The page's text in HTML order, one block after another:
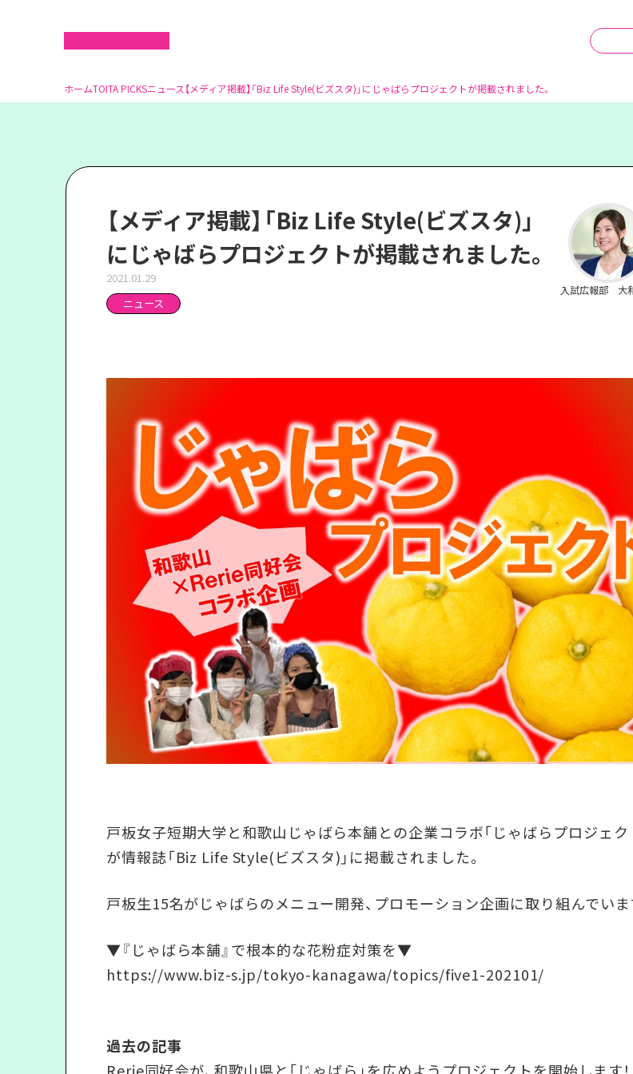
ホームTOITA PICKSニュース 【メディア掲載】「Biz Life Style(ビズスタ)」にじゃばらプロジェクトが掲載されました。
【メディア掲載】「Biz Life Style(ビズスタ)」
にじゃばらプロジェクトが掲載されました。
2021.01.29
ニュース
入試広報部 大
戸板女子短期大学と和歌山じゃばら本舗との企業コラボ「じゃばらプロジェク
が情報誌「Biz Life Style(ビズスタ)」に掲載されました。
戸板生15名がじゃばらのメニュー開発、プロモーション企画に取り組んでいま
▼『じゃばら本舗』で根本的な花粉症対策を▼
https://www.biz-s.jp/tokyo-kanagawa/topics/five1-202101/
過去の記事